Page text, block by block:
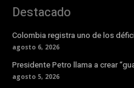
Destacado
Colombia registra uno de los
agosto 6, 2026
Presidente Petro llama a crear
agosto 5, 2026